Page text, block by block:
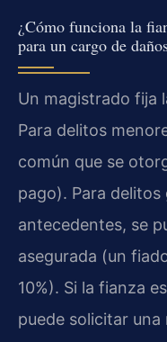
¿Cómo funciona la
para un cargo de
Un magistrado fija
Para delitos
común que se
pago). Para delitos
antecedentes, se
asegurada (un
10%). Si la fianza
puede solicitar